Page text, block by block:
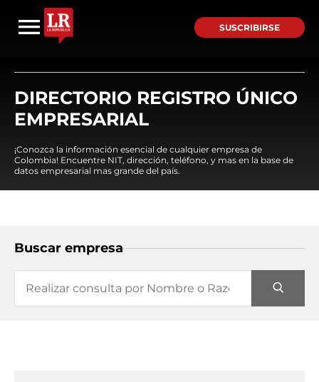
SUSCRIBIRSE
DIRECTORIO REGISTRO ÚNICO
EMPRESARIAL
¡Conozca la información esencial de cualquier empresa de
Colombia! Encuentre NIT, dirección, teléfono, y mas en la base de
datos empresarial mas grande del país.
Buscar empresa